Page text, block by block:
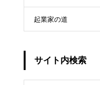
起業家の道
サイト内検索